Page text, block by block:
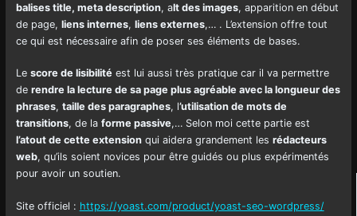
balises title, meta description, alt des images, apparition en début
de page, liens internes, liens externes,… . L’extension offre tout
ce qui est nécessaire afin de poser ses éléments de bases.
Le score de lisibilité est lui aussi très pratique car il va permettre
de rendre la lecture de sa page plus agréable avec la longueur des
phrases, taille des paragraphes, l’utilisation de mots de
transitions, de la forme passive,… Selon moi cette partie est
l’atout de cette extensionqui aidera grandement les rédacteurs
web, qu’ils soient novices pour être guidés ou plus expérimentés
pour avoir un soutien.
Site officiel : https://yoast.com/product/yoast-seo-wordpress/